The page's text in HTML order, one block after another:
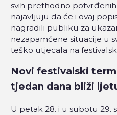
svih prethodno
najavljuju da će i ovaj
nagradili publiku za
nezapamćene situacije u
teško utjecala na
Novi festivalski
tjedan dana bliži
U petak 28. i u subotu 29.